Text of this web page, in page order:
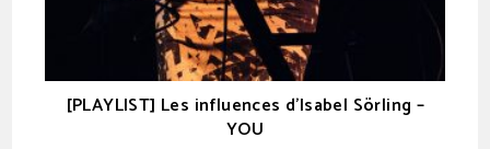
[PLAYLIST] Les influences d’Isabel Sörling –
YOU